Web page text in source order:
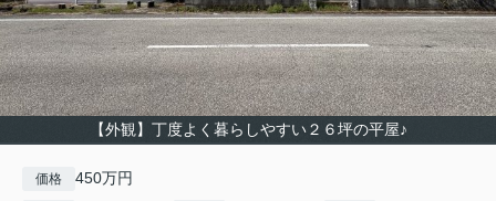
【外観】丁度よく暮らしやすい２６坪の平屋♪
価格 450万円